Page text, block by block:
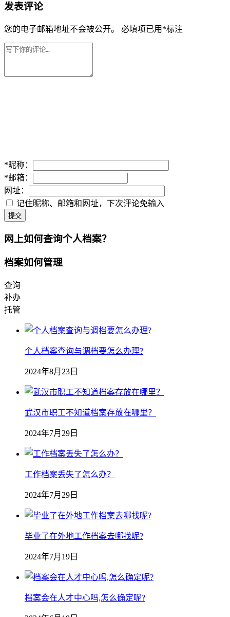
发表评论
您的电子邮箱地址不会被公开。 必填项已用 *标注
*昵称：
*邮箱：
网址：
记住昵称、邮箱和网址，下次评论免输入
提交
网上如何查询个人档案？
档案如何管理
查询
补办
托管
个人档案查询与调档要怎么办理?
2024年8月23日
武汉市职工不知道档案存放在哪里？
2024年7月29日
工作档案丢失了怎么办？
2024年7月29日
毕业了在外地工作档案去哪找呢?
2024年7月19日
档案会在人才中心吗,怎么确定呢?